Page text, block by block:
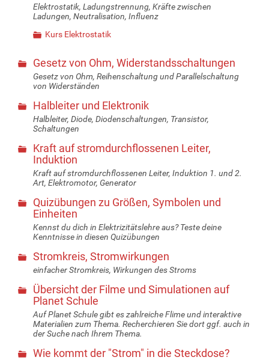
Elektrostatik, Ladungstrennung, Kräfte zwischen
Ladungen, Neutralisation, Influenz
Kurs Elektrostatik
Gesetz von Ohm, Widerstandsschaltungen
Gesetz von Ohm, Reihenschaltung und Parallelschaltung
von Widerständen
Halbleiter und Elektronik
Halbleiter, Diode, Diodenschaltungen, Transistor,
Schaltungen
Kraft auf stromdurchflossenen Leiter,
Induktion
Kraft auf stromdurchflossenen Leiter, Induktion 1. und 2.
Art, Elektromotor, Generator
Quizübungen zu Größen, Symbolen und
Einheiten
Kennst du dich in Elektrizitätslehre aus? Teste deine
Kenntnisse in diesen Quizübungen
Stromkreis, Stromwirkungen
einfacher Stromkreis, Wirkungen des Stroms
Übersicht der Filme und Simulationen auf
Planet Schule
Auf Planet Schule gibt es zahlreiche Flime und interaktive
Materialien zum Thema. Recherchieren Sie dort ggf. auch in
der Suche nach Ihrem Thema.
Wie kommt der "Strom" in die Steckdose?